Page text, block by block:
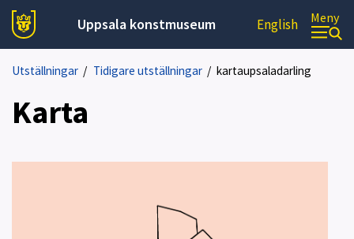
Uppsala konstmuseum English Meny
Utställningar / Tidigare utställningar/ kartaupsaladarling
Karta